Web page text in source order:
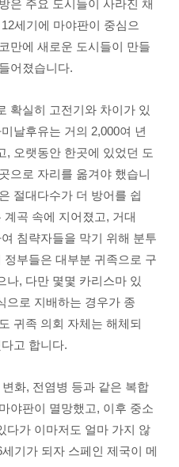
은 주요 도시들이 사라진 채
세기에 마야판이 중심으
만에 새로운 도시들이 만들
어졌습니다.
확실히 고전기와 차이가 있
날후유는 거의 2,000여 년
, 오랫동안 한곳에 있었던 도
으로 자리를 옮겨야 했습니
절대다수가 더 방어를 쉽
곡 속에 지어졌고, 거대
침략자들을 막기 위해 분투
부들은 대부분 귀족으로 구
나, 다만 몇몇 카리스마 있
으로 지배하는 경우가 종
귀족 의회 자체는 해체되
고 합니다.
화, 전염병 등과 같은 복합
야판이 멸망했고, 이후 중소
다가 이마저도 얼마 가지 않
기가 되자 스페인 제국이 메